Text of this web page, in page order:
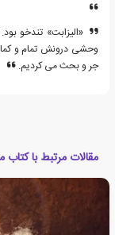
«الیزابت» تندخو
وحشی درونش تمام و
جر و بحث می کردیم.
مقالات مرتبط با